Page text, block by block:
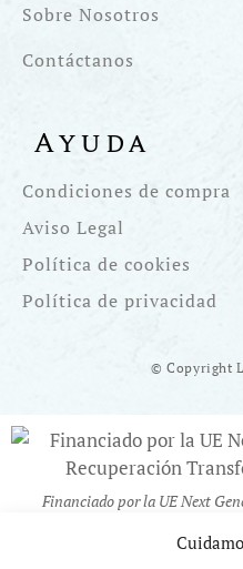
Sobre Nosotros
Contáctanos
Ayuda
Condiciones de compra
Aviso Legal
Política de cookies
Política de privacidad
© Copyright
Financiado por la UE Next